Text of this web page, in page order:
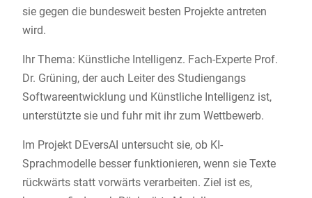
sie gegen die bundesweit besten Projekte antreten
wird.
Ihr Thema: Künstliche Intelligenz. Fach-Experte Prof.
Dr. Grüning, der auch Leiter des Studiengangs
Softwareentwicklung und Künstliche Intelligenz ist,
unterstützte sie und fuhr mit ihr zum Wettbewerb.
Im Projekt DEversAI untersucht sie, ob KI-
Sprachmodelle besser funktionieren, wenn sie Texte
rückwärts statt vorwärts verarbeiten. Ziel ist es,